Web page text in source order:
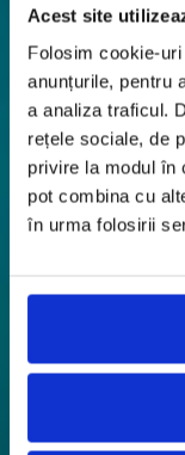
Acest site
Folosim cookie-
anunțurile, pentru
a analiza traficul.
rețele sociale, de
privire la modul în
pot combina cu
în urma folosirii